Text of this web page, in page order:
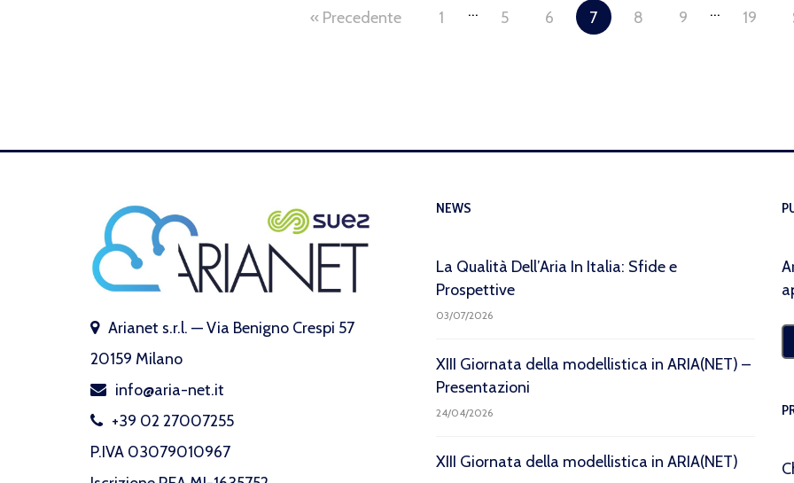
« Precedente 1 … 5 6 7 8 9 … 19
Arianet s.r.l. — Via Benigno Crespi 57
20159 Milano
info@aria-net.it
+39 02 27007255
P.IVA 03079010967
NEWS
La Qualità Dell’Aria In Italia: Sfide e
Prospettive
03/07/2026
XIII Giornata della modellistica in ARIA(NET) –
Presentazioni
24/04/2026
XIII Giornata della modellistica in ARIA(NET)